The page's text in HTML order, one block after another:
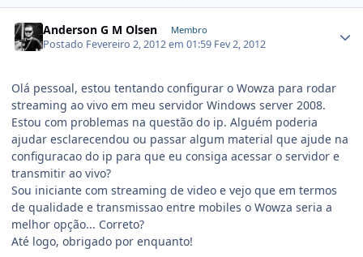
Anderson G M Olsen Membro
Postado Fevereiro 2, 2012 em 01:59 Fev 2, 2012
Olá pessoal, estou tentando configurar o Wowza para rodar
streaming ao vivo em meu servidor Windows server 2008.
Estou com problemas na questão do ip. Alguém poderia
ajudar esclarecendou ou passar algum material que ajude na
configuracao do ip para que eu consiga acessar o servidor e
transmitir ao vivo?
Sou iniciante com streaming de video e vejo que em termos
de qualidade e transmissao entre mobiles o Wowza seria a
melhor opção... Correto?
Até logo, obrigado por enquanto!